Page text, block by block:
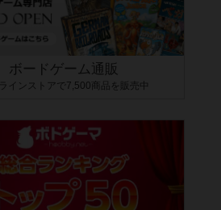
ボードゲーム通販
ラインストアで7,500商品を販売中